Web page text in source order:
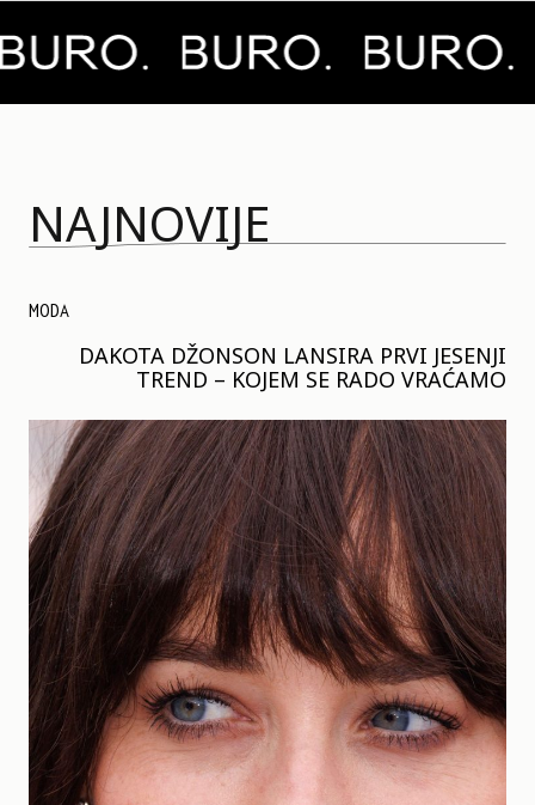
NAJNOVIJE
MODA
DAKOTA DŽONSON LANSIRA PRVI JESENJI
TREND – KOJEM SE RADO VRAĆAMO